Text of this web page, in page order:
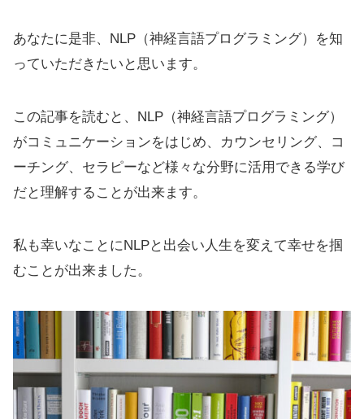
あなたに是非、NLP（神経言語プログラミング）を知
っていただきたいと思います。
この記事を読むと、NLP（神経言語プログラミング）
がコミュニケーションをはじめ、カウンセリング、コ
ーチング、セラピーなど様々な分野に活用できる学び
だと理解することが出来ます。
私も幸いなことにNLPと出会い人生を変えて幸せを掴
むことが出来ました。